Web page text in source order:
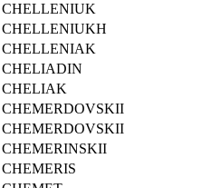
CHELLENIUK
CHELLENIUKH
CHELLENIAK
CHELIADIN
CHELIAK
CHEMERDOVSKII
CHEMERDOVSKII
CHEMERINSKII
CHEMERIS